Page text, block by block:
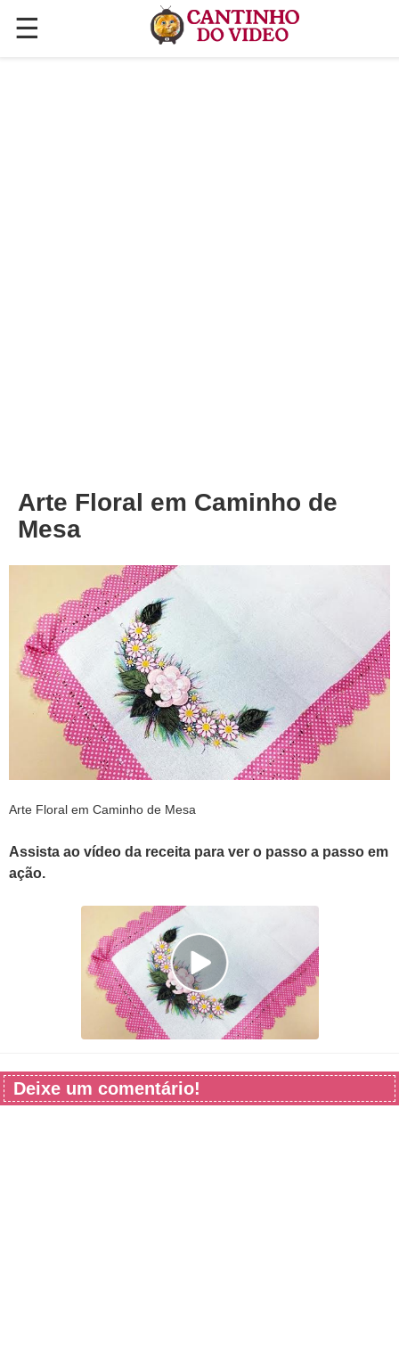
☰
✕
Arte Floral em Caminho de
Mesa
Arte Floral em Caminho de Mesa
Assista ao vídeo da receita para ver o passo a passo em
ação.
Deixe um comentário!